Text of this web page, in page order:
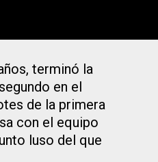
terminó la
en el
de la primera
con el equipo
luso del que